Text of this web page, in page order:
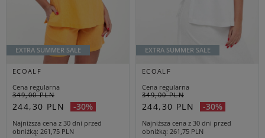
EXTRA SUMMER SALE
ECOALF
Cena regularna
349,00 PLN
244,30 PLN -30%
Najniższa cena z 30 dni przed
obniżką 261,75 PLN
EXTRA SUMMER SALE
ECOALF
Cena regularna
349,00 PLN
244,30 PLN -30%
Najniższa cena z 30 dni przed
obniżką 261,75 PLN